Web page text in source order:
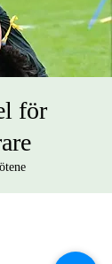
för